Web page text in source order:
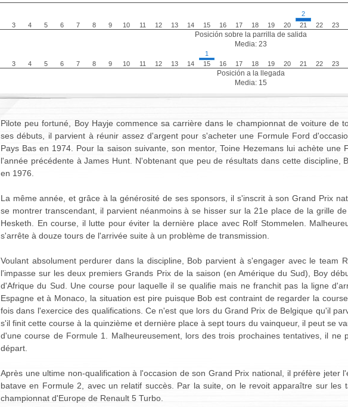
3 4 5 6 7 8 9 10 11 12 13 14 15 16 17 18 19 20
2
21
22 23
Posición sobre la parrilla de salida
Media: 23
3 4 5 6 7 8 9 10 11 12 13 14
1
15
16 17 18 19 20 21 22 23
Posición a la llegada
Media: 15
Pilote peu fortuné, Boy Hayje commence sa carrière dans le championnat de voiture de
ses débuts, il parvient à réunir assez d'argent pour s'acheter une Formule Ford
Pays Bas en 1974. Pour la saison suivante, son mentor, Toine Hezemans lui achète une
l'année précédente à James Hunt. N'obtenant que peu de résultats dans cette discipline,
en 1976.
La même année, et grâce à la générosité de ses sponsors, il s'inscrit à son Grand Prix
se montrer transcendant, il parvient néanmoins à se hisser sur la 21e place de la grille
Hesketh. En course, il lutte pour éviter la dernière place avec Rolf Stommelen.
s'arrête à douze tours de l'arrivée suite à un problème de transmission.
Voulant absolument perdurer dans la discipline, Bob parvient à s'engager avec le team
l'impasse sur les deux premiers Grands Prix de la saison (en Amérique du Sud), Boy
d'Afrique du Sud. Une course pour laquelle il se qualifie mais ne franchit pas la ligne
Espagne et à Monaco, la situation est pire puisque Bob est contraint de regarder la
fois dans l'exercice des qualifications. Ce n'est que lors du Grand Prix de Belgique qu'il
s'il finit cette course à la quinzième et dernière place à sept tours du vainqueur, il peut se
d'une course de Formule 1. Malheureusement, lors des trois prochaines tentatives, il ne
départ.
Après une ultime non-qualification à l'occasion de son Grand Prix national, il préfère jeter
batave en Formule 2, avec un relatif succès. Par la suite, on le revoit apparaître sur les
championnat d'Europe de Renault 5 Turbo.